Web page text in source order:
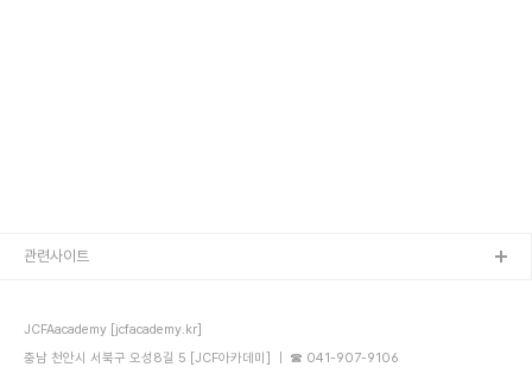
JCFAacademy [jcfacademy.kr]
충남 천안시 서북구 오성8길 5 [JCF아카데미] ｜ ☎ 041-907-9106
관련사이트